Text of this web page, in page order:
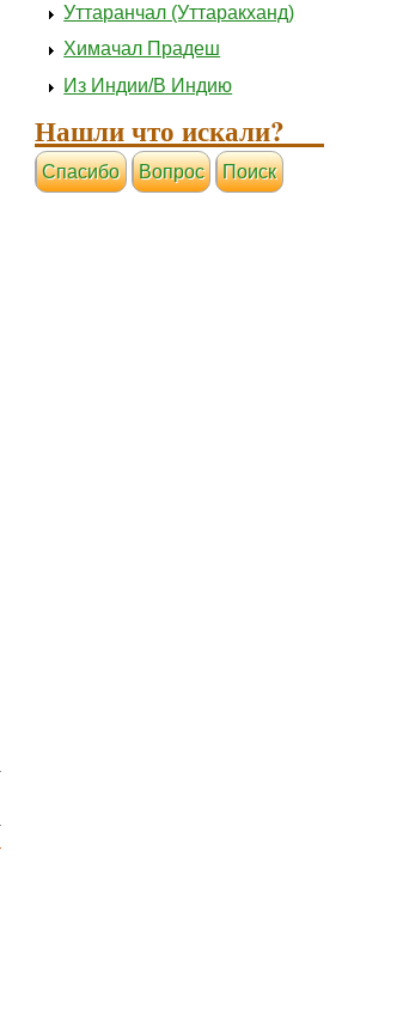
Уттаранчал (Уттаракханд)
Химачал Прадеш
Из Индии/В Индию
Нашли что искали?
Cпасибо Вопрос Поиск